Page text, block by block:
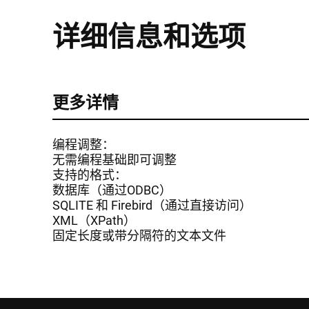
详细信息和选项
更多详情
编程调整：
无需编程基础即可调整
支持的格式：
数据库（通过ODBC）
SQLITE 和 Firebird（通过直接访问）
XML（XPath）
固定长度或带分隔符的文本文件